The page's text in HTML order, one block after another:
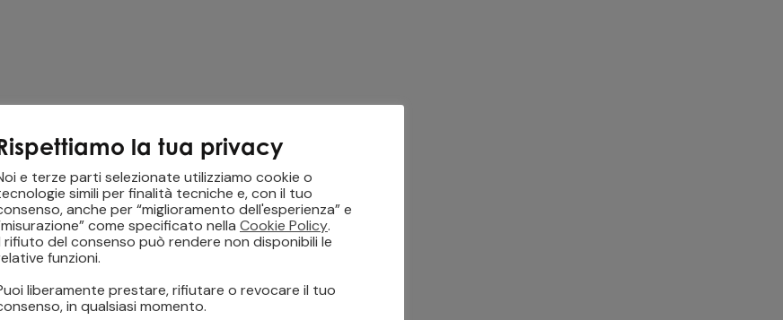
la tua privacy
e terze parti selezionate utilizziamo cookie o
simili per finalità tecniche e, con il tuo
anche per “miglioramento dell'esperienza” e
come specificato nella Cookie Policy.
rifiuto del consenso può rendere non disponibili le
funzioni.
liberamente prestare, rifiutare o revocare il tuo
in qualsiasi momento.